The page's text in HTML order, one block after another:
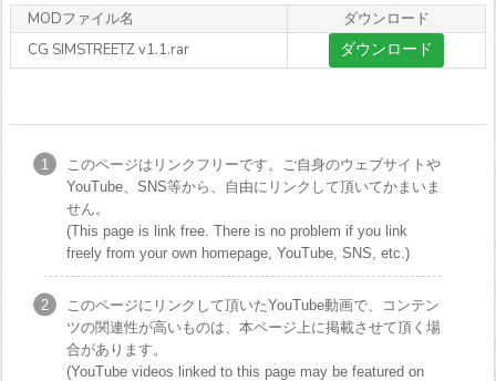
MODファイル名
ダウンロード
CG SIMSTREETZ v1.1.rar
ダウンロード
このページはリンクフリーです。ご自身のウェブサイトや
YouTube、SNS等から、自由にリンクして頂いてかまいま
せん。
(This page is link free. There is no problem if you link
freely from your own homepage, YouTube, SNS, etc.)
このページにリンクして頂いたYouTube動画で、コンテン
ツの関連性が高いものは、本ページ上に掲載させて頂く場
合があります。
(YouTube videos linked to this page may be featured on